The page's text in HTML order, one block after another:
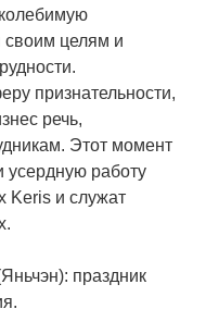
своим целям и
признательности,
речь,
Этот момент
усердную работу
Keris и служат